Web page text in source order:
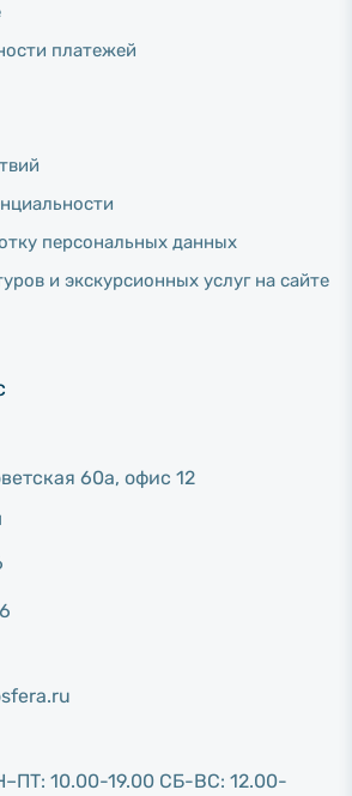
платежей
персональных данных
и экскурсионных услуг на сайте
60а, офис 12
10.00-19.00 СБ-ВС: 12.00-